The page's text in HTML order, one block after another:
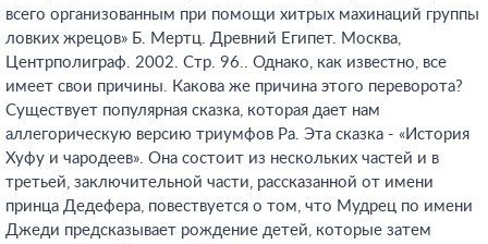
всего организованным при помощи хитрых махинаций группы
ловких жрецов» Б. Мертц. Древний Египет. Москва,
Центрполиграф. 2002. Стр. 96.. Однако, как известно, все
имеет свои причины. Какова же причина этого переворота?
Существует популярная сказка, которая дает нам
аллегорическую версию триумфов Ра. Эта сказка - «История
Хуфу и чародеев». Она состоит из нескольких частей и в
третьей, заключительной части, рассказанной от имени
принца Дедефера, повествуется о том, что Мудрец по имени
Джеди предсказывает рождение детей, которые затем